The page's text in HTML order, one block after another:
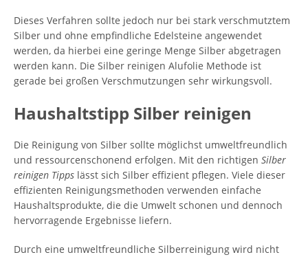
Dieses Verfahren sollte jedoch nur bei stark verschmutztem
Silber und ohne empfindliche Edelsteine angewendet
werden, da hierbei eine geringe Menge Silber abgetragen
werden kann. Die Silber reinigen Alufolie Methode ist
gerade bei großen Verschmutzungen sehr wirkungsvoll.
Haushaltstipp Silber reinigen
Die Reinigung von Silber sollte möglichst umweltfreundlich
und ressourcenschonend erfolgen. Mit den richtigen Silber
reinigen Tipps lässt sich Silber effizient pflegen. Viele dieser
effizienten Reinigungsmethoden verwenden einfache
Haushaltsprodukte, die die Umwelt schonen und dennoch
hervorragende Ergebnisse liefern.
Durch eine umweltfreundliche Silberreinigung wird nicht